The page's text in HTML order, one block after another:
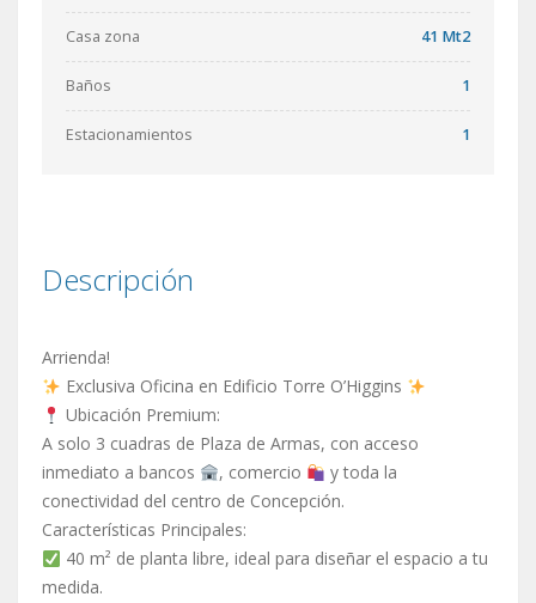
Casa zona 41 Mt2
Baños 1
Estacionamientos 1
Descripción
Arrienda!
Exclusiva Oficina en Edificio Torre O’Higgins
Ubicación Premium:
A solo 3 cuadras de Plaza de Armas, con acceso
inmediato a bancos
, comercio
y toda la
conectividad del centro de Concepción.
Características Principales:
40 m² de planta libre, ideal para diseñar el espacio a tu
medida.